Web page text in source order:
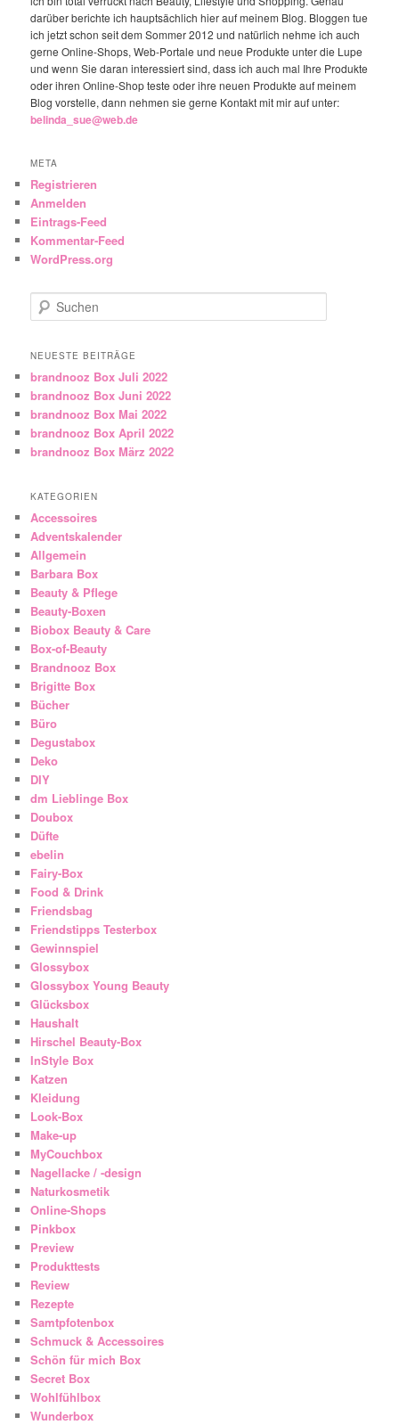
darüber berichte ich hauptsächlich hier auf meinem Blog. Bloggen tue
ich jetzt schon seit dem Sommer 2012 und natürlich nehme ich auch
gerne Online-Shops, Web-Portale und neue Produkte unter die Lupe
und wenn Sie daran interessiert sind, dass ich auch mal Ihre Produkte
oder ihren Online-Shop teste oder ihre neuen Produkte auf meinem
Blog vorstelle, dann nehmen sie gerne Kontakt mit mir auf unter:
belinda_sue@web.de
META
Registrieren
Anmelden
Eintrags-Feed
Kommentar-Feed
WordPress.org
Suchen
NEUESTE BEITRÄGE
brandnooz Box Juli 2022
brandnooz Box Juni 2022
brandnooz Box Mai 2022
brandnooz Box April 2022
brandnooz Box März 2022
KATEGORIEN
Accessoires
Adventskalender
Allgemein
Barbara Box
Beauty & Pflege
Beauty-Boxen
Biobox Beauty & Care
Box-of-Beauty
Brandnooz Box
Brigitte Box
Bücher
Büro
Degustabox
Deko
DIY
dm Lieblinge Box
Doubox
Düfte
ebelin
Fairy-Box
Food & Drink
Friendsbag
Friendstipps Testerbox
Gewinnspiel
Glossybox
Glossybox Young Beauty
Glücksbox
Haushalt
Hirschel Beauty-Box
InStyle Box
Katzen
Kleidung
Look-Box
Make-up
MyCouchbox
Nagellacke / -design
Naturkosmetik
Online-Shops
Pinkbox
Preview
Produkttests
Review
Rezepte
Samtpfotenbox
Schmuck & Accessoires
Schön für mich Box
Secret Box
Wohlfühlbox
Wunderbox